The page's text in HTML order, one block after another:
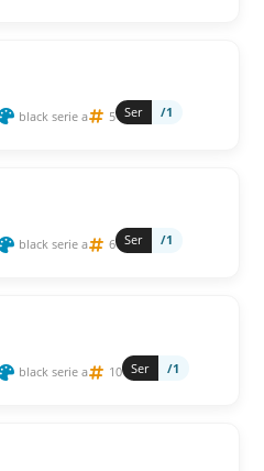
black serie a 5 Ser /1
black serie a 6 Ser /1
black serie a 10 Ser /1